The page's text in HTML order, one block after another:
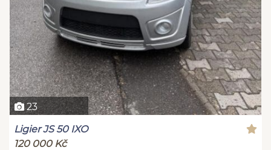
23
Ligier JS 50 IXO
120 000 Kč